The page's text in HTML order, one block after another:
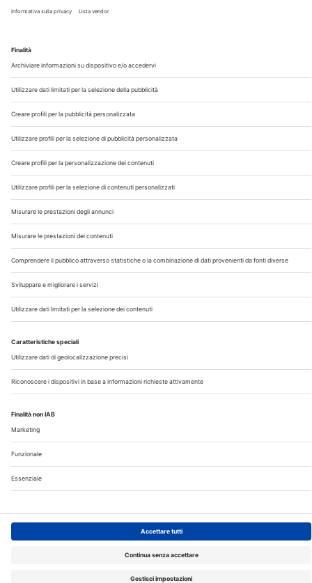
Chi Siamo
Privacy
©2026 Edra S.p.a | www.edraspa.it | P.iva 08056040960
Registrazione Tribunale di Milano n° 5578/2022 del
5/05/2022